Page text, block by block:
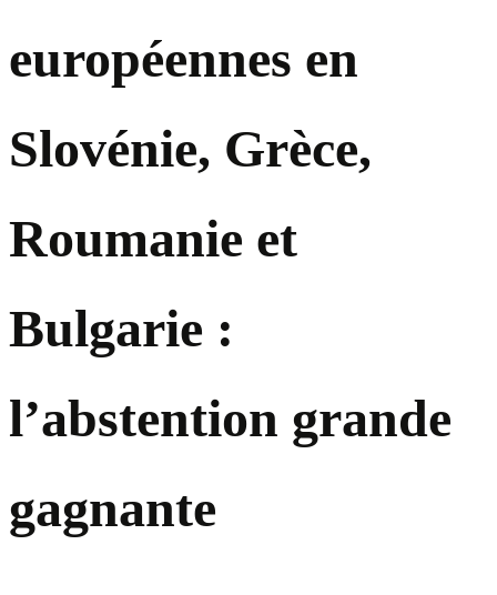
européennes en
Slovénie, Grèce,
Roumanie et
Bulgarie :
l’abstention grande
gagnante